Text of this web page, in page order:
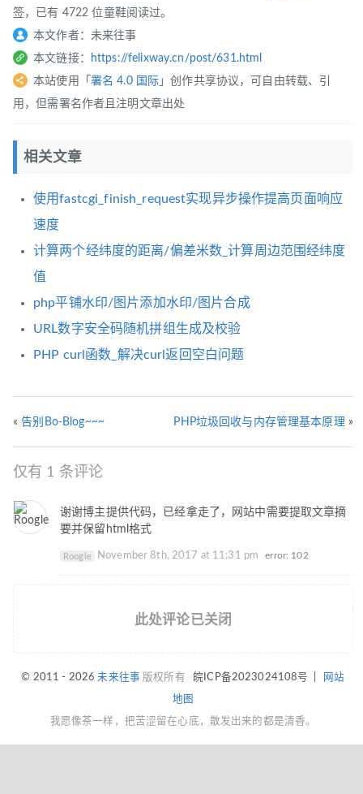
签，已有 4722 位童鞋阅读过。
本文作者：未来往事
本文链接：
https://felixway.cn/post/631.html
本站使用「 署名 4.0 国际 」创作共享协议，可自由转载、引
用，但需署名作者且注明文章出处
相关文章
使用fastcgi_finish_request实现异步操作提高页面响应
速度
计算两个经纬度的距离/偏差米数_计算周边范围经纬度
值
php平铺水印/图片添加水印/图片合成
URL数字安全码随机拼组生成及校验
PHP curl函数_解决curl返回空白问题
«告别Bo-Blog~~~ PHP垃圾回收与内存管理基本原理 »
仅有 1 条评论
谢谢博主提供代码，已经拿走了，网站中需要提取文章摘
要并保留html格式
Roogle November 8th, 2017 at 11:31 pm error: 102
此处评论已关闭
© 2011 - 2026未来往事 版权所有 皖ICP备2023024108号 网站
地图
我愿像茶一样，把苦涩留在心底，散发出来的都是清香。